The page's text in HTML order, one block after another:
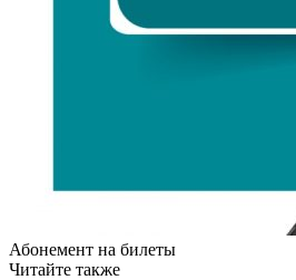
Абонемент на билеты
Читайте также